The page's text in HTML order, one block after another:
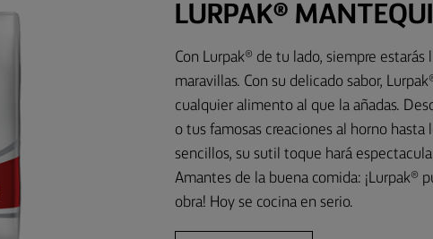
LURPAK®
Con Lurpak® de tu lado, siempre estarás
maravillas. Con su delicado sabor,
cualquier alimento al que la añadas.
o tus famosas creaciones al horno
sencillos, su sutil toque hará
Amantes de la buena comida: ¡Lurpak®
obra! Hoy se cocina en serio.